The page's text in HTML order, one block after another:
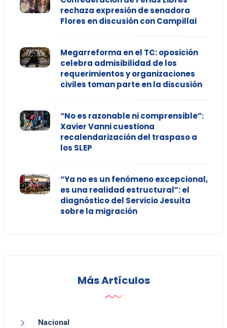
rechaza expresión de senadora
Flores en discusión con Campillai
Megarreforma en el TC: oposición
celebra admisibilidad de los
requerimientos y organizaciones
civiles toman parte en la discusión
“No es razonable ni comprensible”:
Xavier Vanni cuestiona
recalendarización del traspaso a
los SLEP
“Ya no es un fenómeno excepcional,
es una realidad estructural”: el
diagnóstico del Servicio Jesuita
sobre la migración
Más Artículos
Nacional